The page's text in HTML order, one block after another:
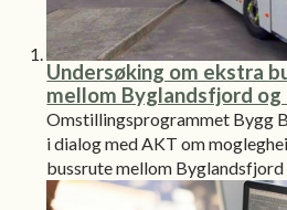
Undersøking om ekstra
mellom Byglandsfjord og
Omstillingsprogrammet Bygg
i dialog med AKT om
bussrute mellom Byglandsfjord